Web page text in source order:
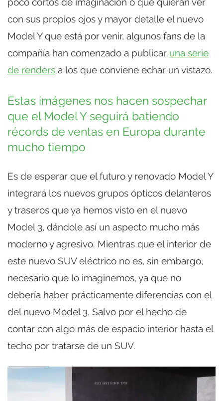
con sus propios ojos y mayor detalle el nuevo
Model Y que está por venir, algunos fans de la
compañía han comenzado a publicar una serie
de renders a los que conviene echar un vistazo.
Estas imágenes nos hacen sospechar
que el Model Y seguirá batiendo
récords de ventas en Europa durante
mucho tiempo
Es de esperar que el futuro y renovado Model Y
integrará los nuevos grupos ópticos delanteros
y traseros que ya hemos visto en el nuevo
Model 3, dándole así un aspecto mucho más
moderno y agresivo. Mientras que el interior de
este nuevo SUV eléctrico no es, sin embargo,
necesario que lo imaginemos, ya que no
debería haber prácticamente diferencias con el
del nuevo Model 3. Salvo por el hecho de
contar con algo más de espacio interior hasta el
techo por tratarse de un SUV.